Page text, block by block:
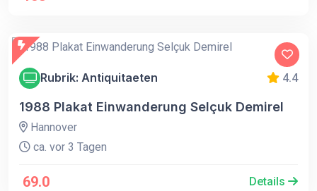
Rubrik: Antiquitaeten 4.4
1988 Plakat Einwanderung Selçuk Demirel
Hannover
ca. vor 3 Tagen
69.0 Details